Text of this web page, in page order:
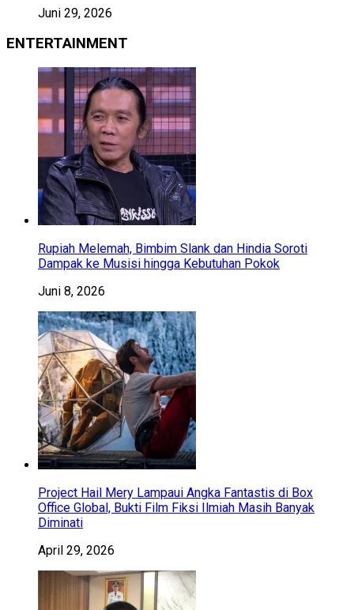
Juni 29, 2026
ENTERTAINMENT
Rupiah Melemah, Bimbim Slank dan Hindia Soroti
Dampak ke Musisi hingga Kebutuhan Pokok
Juni 8, 2026
Project Hail Mery Lampaui Angka Fantastis di Box
Office Global, Bukti Film Fiksi Ilmiah Masih Banyak
Diminati
April 29, 2026